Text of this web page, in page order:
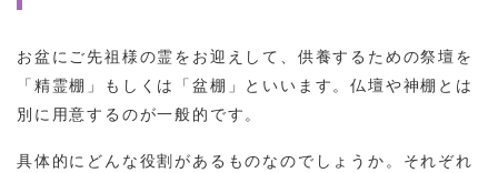
お盆にご先祖様の霊をお迎えして、供養するための祭壇を
「精霊棚」もしくは「盆棚」といいます。仏壇や神棚とは
別に用意するのが一般的です。
具体的にどんな役割があるものなのでしょうか。それぞれ